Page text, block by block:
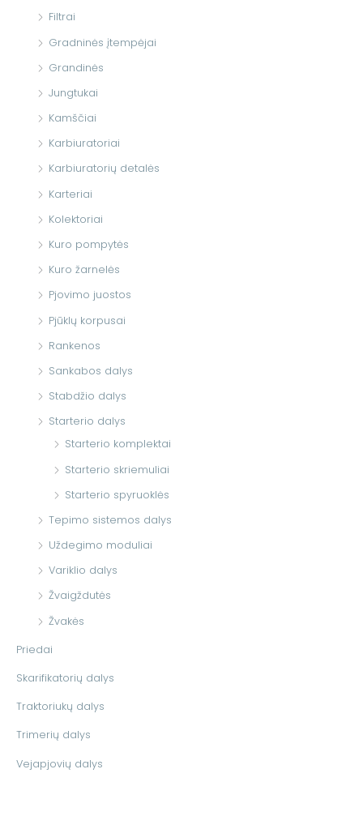
Filtrai
Gradninės įtempėjai
Grandinės
Jungtukai
Kamščiai
Karbiuratoriai
Karbiuratorių detalės
Karteriai
Kolektoriai
Kuro pompytės
Kuro žarnelės
Pjovimo juostos
Pjūklų korpusai
Rankenos
Sankabos dalys
Stabdžio dalys
Starterio dalys
Starterio komplektai
Starterio skriemuliai
Starterio spyruoklės
Tepimo sistemos dalys
Uždegimo moduliai
Variklio dalys
Žvaigždutės
Žvakės
Priedai
Skarifikatorių dalys
Traktoriukų dalys
Trimerių dalys
Vejapjovių dalys